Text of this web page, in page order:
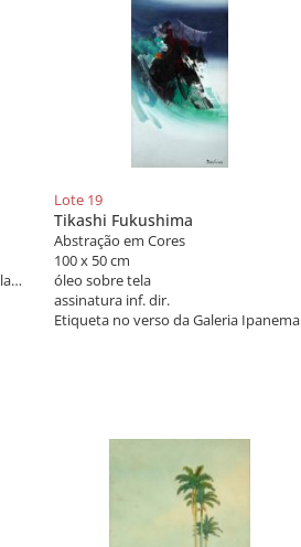
guache e pastel seco sobre tela colada em placa
Lote 19
Tikashi Fukushima
Abstração em Cores
100 x 50 cm
óleo sobre tela
assinatura inf. dir.
Etiqueta no verso da Galeria Ipanema